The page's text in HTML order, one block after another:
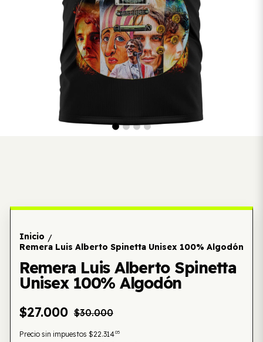
Inicio /
Remera Luis Alberto Spinetta Unisex 100% Algodón
Remera Luis Alberto Spinetta
Unisex 100% Algodón
$27.000 $30.000
Precio sin impuestos $22.31405